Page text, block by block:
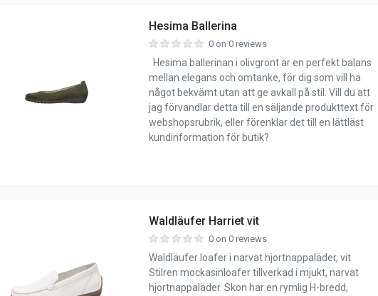
Hesima Ballerina
0 on 0 reviews
Hesima ballerinan i olivgrönt är en perfekt balans
mellan elegans och omtanke, för dig som vill ha
något bekvämt utan att ge avkall på stil. Vill du att
jag förvandlar detta till en säljande produkttext för
webshopsrubrik, eller förenklar det till en lättläst
kundinformation för butik?
Waldläufer Harriet vit
0 on 0 reviews
Waldläufer loafer i narvat hjortnappaläder, vit
Stilren mockasinloafer tillverkad i mjukt, narvat
hjortnappaläder. Skon har en rymlig H-bredd,